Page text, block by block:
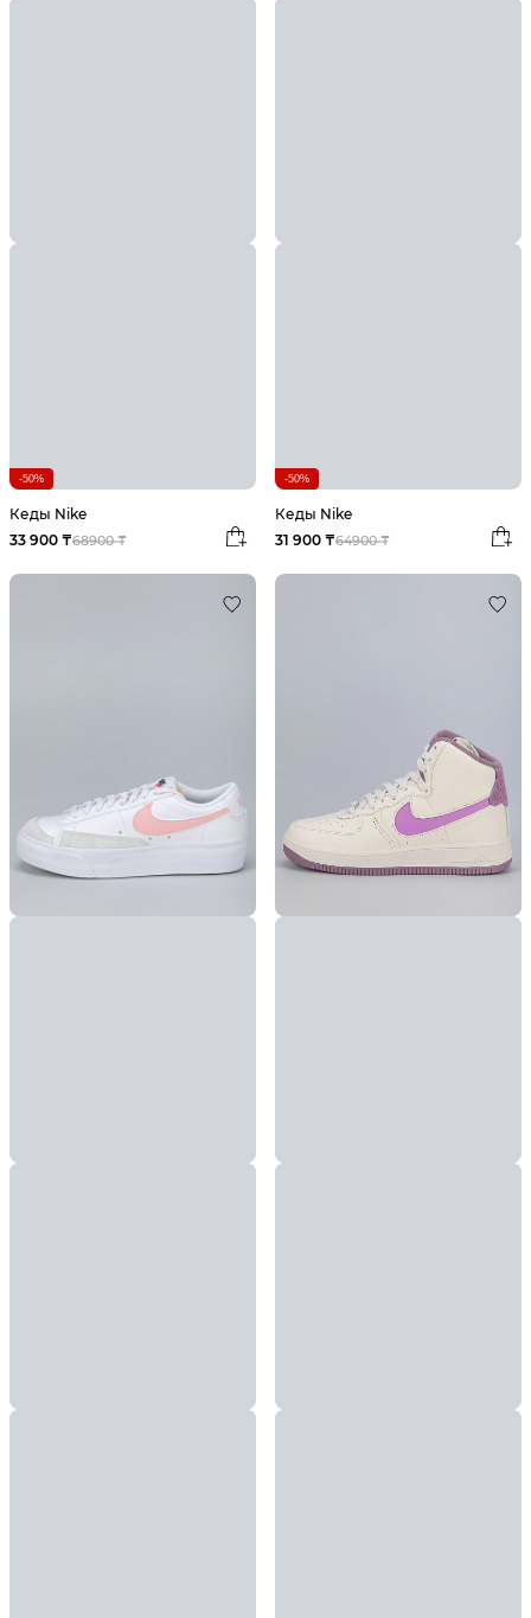
-50%
Кеды Nike
68900 ₸
33 900 ₸
-50%
Кеды Nike
64900 ₸
31 900 ₸